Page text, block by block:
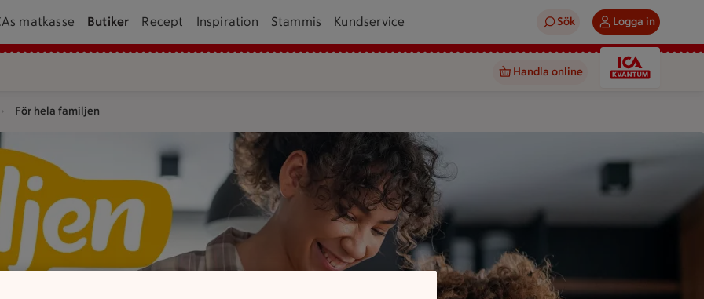
matkasse Butiker Recept Inspiration Stammis Kundservice Sök Logga in
Handla online
För hela familjen
personer står vid en köksbänk i bakgrunden.